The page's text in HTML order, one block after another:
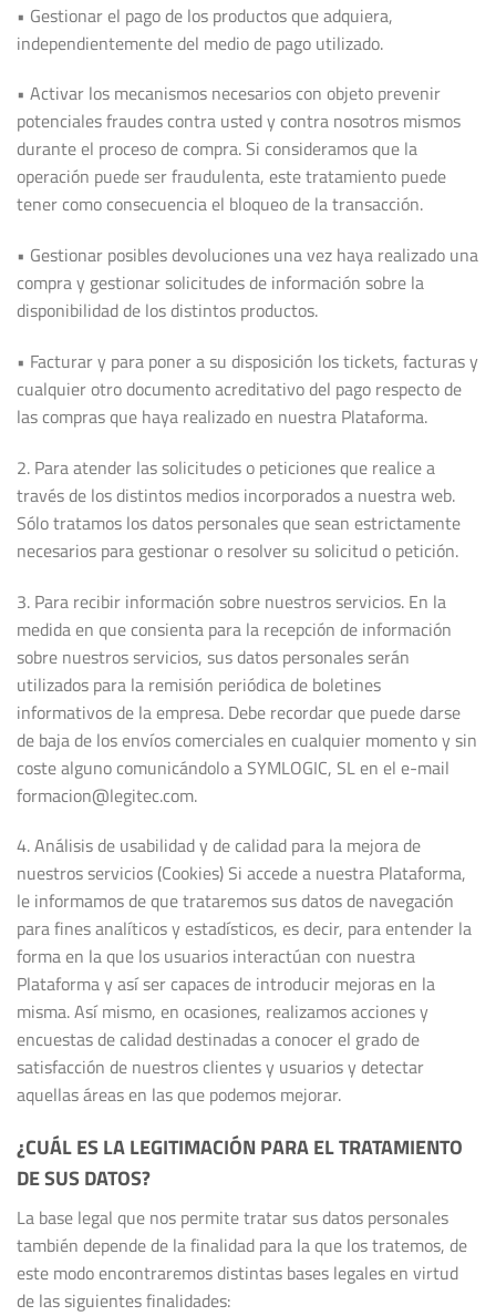
• Gestionar el pago de los productos que adquiera,
independientemente del medio de pago utilizado.
• Activar los mecanismos necesarios con objeto prevenir
potenciales fraudes contra usted y contra nosotros mismos
durante el proceso de compra. Si consideramos que la
operación puede ser fraudulenta, este tratamiento puede
tener como consecuencia el bloqueo de la transacción.
• Gestionar posibles devoluciones una vez haya realizado una
compra y gestionar solicitudes de información sobre la
disponibilidad de los distintos productos.
• Facturar y para poner a su disposición los tickets, facturas y
cualquier otro documento acreditativo del pago respecto de
las compras que haya realizado en nuestra Plataforma.
2. Para atender las solicitudes o peticiones que realice a
través de los distintos medios incorporados a nuestra web.
Sólo tratamos los datos personales que sean estrictamente
necesarios para gestionar o resolver su solicitud o petición.
3. Para recibir información sobre nuestros servicios. En la
medida en que consienta para la recepción de información
sobre nuestros servicios, sus datos personales serán
utilizados para la remisión periódica de boletines
informativos de la empresa. Debe recordar que puede darse
de baja de los envíos comerciales en cualquier momento y sin
coste alguno comunicándolo a SYMLOGIC, SL en el e-mail
formacion@legitec.com.
4. Análisis de usabilidad y de calidad para la mejora de
nuestros servicios (Cookies) Si accede a nuestra Plataforma,
le informamos de que trataremos sus datos de navegación
para fines analíticos y estadísticos, es decir, para entender la
forma en la que los usuarios interactúan con nuestra
Plataforma y así ser capaces de introducir mejoras en la
misma. Así mismo, en ocasiones, realizamos acciones y
encuestas de calidad destinadas a conocer el grado de
satisfacción de nuestros clientes y usuarios y detectar
aquellas áreas en las que podemos mejorar.
¿CUÁL ES LA LEGITIMACIÓN PARA EL TRATAMIENTO
DE SUS DATOS?
La base legal que nos permite tratar sus datos personales
también depende de la finalidad para la que los tratemos, de
este modo encontraremos distintas bases legales en virtud
de las siguientes finalidades: